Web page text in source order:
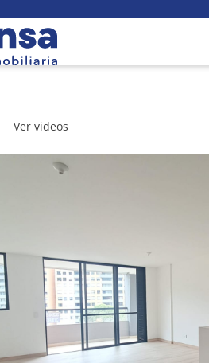
Ver videos